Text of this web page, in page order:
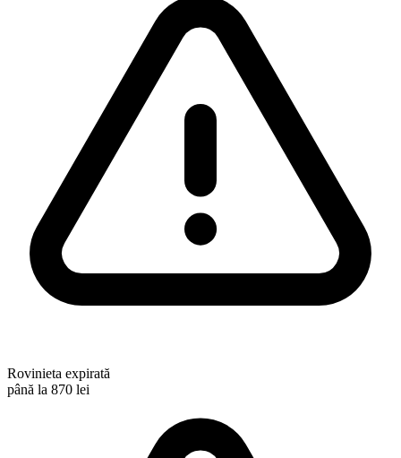
Rovinieta expirată
până la 870 lei